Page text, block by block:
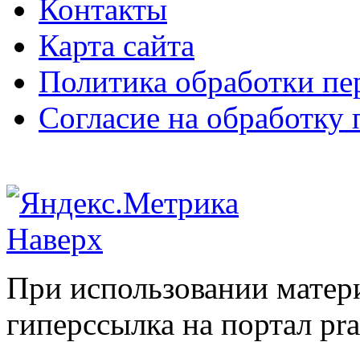
Контакты
Карта сайта
Политика обработки
Согласие на
Наверх
При использовании
гиперссылка на портал